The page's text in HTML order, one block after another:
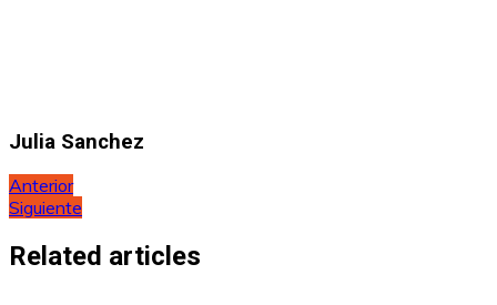
Julia Sanchez
Navegación
de
entradas
Anterior
Siguiente
Related articles